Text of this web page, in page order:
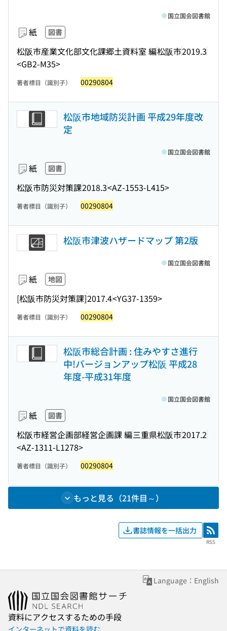
紙 図書
松阪市産業文化部文化課郷土資料室 編松阪市2019.3
<GB2-M35>
国立国会図書館
著者標目（識別子） 00290804
松阪市地域防災計画 平成29年度改
定
紙 図書
松阪市防災対策課2018.3<AZ-1553-L415>
国立国会図書館
著者標目（識別子） 00290804
松阪市津波ハザードマップ 第2版
紙 地図
[松阪市防災対策課]2017.4<YG37-1359>
国立国会図書館
著者標目（識別子） 00290804
松阪市総合計画 : 住みやすさ進行
中!バージョンアップ松阪 平成28
年度-平成31年度
紙 図書
松阪市経営企画部経営企画課 編三重県松阪市2017.2
<AZ-1311-L1278>
国立国会図書館
著者標目（識別子） 00290804
もっと見る（21件目～）
書誌情報を一括出力 RSS
RSS
Language：English
資料にアクセスするための手段
インターネットで資料を読む